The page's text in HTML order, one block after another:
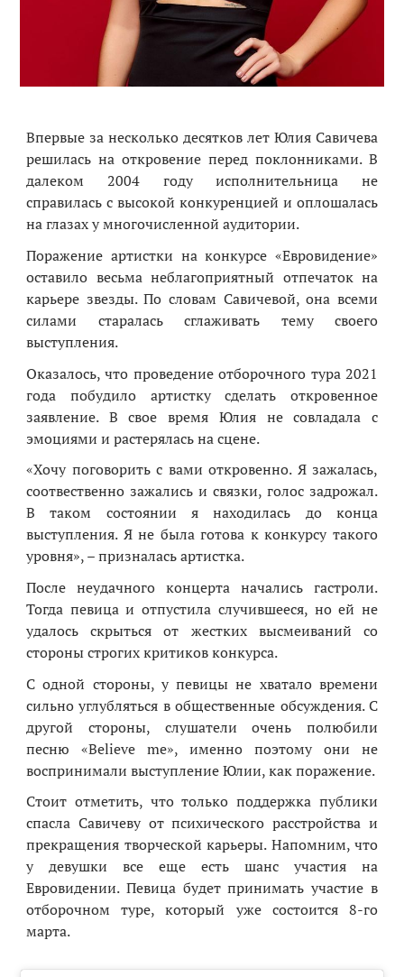
Впервые за несколько десятков лет Юлия Савичева
решилась на откровение перед поклонниками. В
далеком 2004 году исполнительница не
справилась с высокой конкуренцией и оплошалась
на глазах у многочисленной аудитории.
Поражение артистки наконкурсе «Евровидение»
оставило весьма неблагоприятный отпечаток на
карьере звезды. По словам Савичевой, она всеми
силами старалась сглаживать тему своего
выступления.
Оказалось, что проведение отборочного тура 2021
года побудило артистку сделать откровенное
заявление. В свое время Юлия не совладала с
эмоциями и растерялась на сцене.
«Хочу поговорить с вами откровенно. Я зажалась,
соотвественно зажались и связки, голос задрожал.
В таком состоянии я находилась до конца
выступления. Я не была готова к конкурсу такого
уровня», – призналась артистка.
После неудачного концерта начались гастроли.
Тогда певица и отпустила случившееся, но ей не
удалось скрыться от жестких высмеиваний со
стороны строгих критиков конкурса.
С одной стороны, у певицы не хватало времени
сильно углубляться в общественные обсуждения. С
другой стороны, слушатели очень полюбили
песню «Believe me», именно поэтому они не
воспринимали выступление Юлии, как поражение.
Стоит отметить, что только поддержка публики
спасла Савичеву от психического расстройства и
прекращения творческой карьеры. Напомним, что
у девушки все еще есть шанс участия на
Евровидении. Певица будет принимать участие в
отборочном туре, который уже состоится 8-го
марта.